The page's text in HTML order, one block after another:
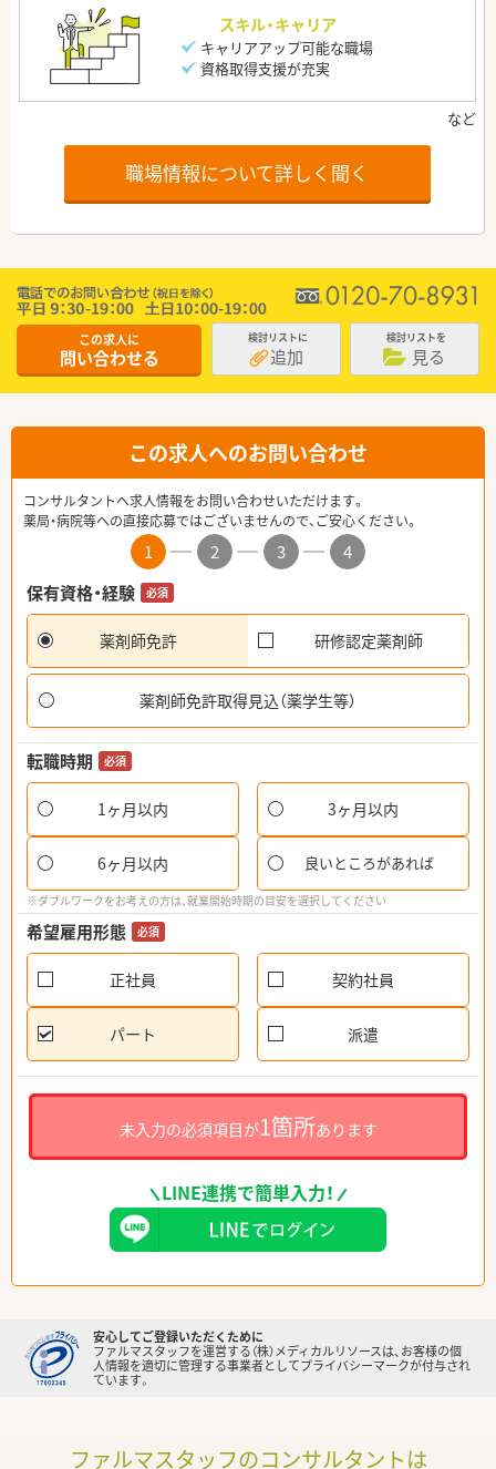
スキル・キャリア
キャリアアップ可能な職場
資格取得支援が充実
職場情報について詳しく聞く
この求人に
問い合わせる
検討リストに
追加
検討リストを
見る
この求人へのお問い合わせ
コンサルタントへ求人情報をお問い合わせいただけます。
薬局・病院等への直接応募ではございませんので、ご安心ください。
1 2 3
4
保有資格・経験
必須
薬剤師免許 研修認定薬剤師
薬剤師免許取得見込（薬学生等）
転職時期 必須
1ヶ月以内 3ヶ月以内
6ヶ月以内 良いところがあれば
※ダブルワークをお考えの方は、就業開始時期の目安を選択してください
希望雇用形態 必須
正社員 契約社員
パート 派遣
未入力の必須項目が1箇所あります
LINE連携で簡単入力！
安心してご登録いただくために
ファルマスタッフを運営する（株）メディカルリソースは、お客様の個
人情報を適切に管理する事業者としてプライバシーマークが付与され
ています。
ファルマスタッフのコンサルタントは